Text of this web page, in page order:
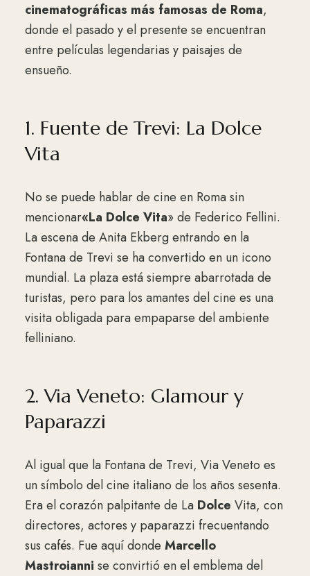
cinematográficas más famosas de Roma,
donde el pasado y el presente se encuentran
entre películas legendarias y paisajes de
ensueño.
1. Fuente de Trevi: La Dolce
Vita
No se puede hablar de cine en Roma sin
mencionar«La Dolce Vita» de Federico Fellini.
La escena de Anita Ekberg entrando en la
Fontana de Trevi se ha convertido en un icono
mundial. La plaza está siempre abarrotada de
turistas, pero para los amantes del cine es una
visita obligada para empaparse del ambiente
felliniano.
2. Via Veneto: Glamour y
Paparazzi
Al igual que la Fontana de Trevi, Via Veneto es
un símbolo del cine italiano de los años sesenta.
Era el corazón palpitante de La Dolce Vita, con
directores, actores y paparazzi frecuentando
sus cafés. Fue aquí donde Marcello
Mastroianni se convirtió en el emblema del